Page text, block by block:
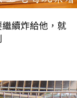
續炸給他，就